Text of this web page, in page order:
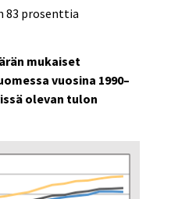
83 prosenttia
mukaiset
vuosina 1990–
olevan tulon